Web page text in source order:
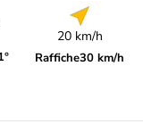
20 km/h
Raffiche30 km/h